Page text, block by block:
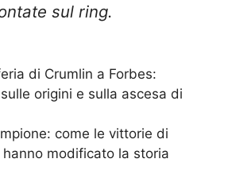
sul ring.
di Crumlin a Forbes:
origini e sulla ascesa di
come le vittorie di
hanno modificato la storia